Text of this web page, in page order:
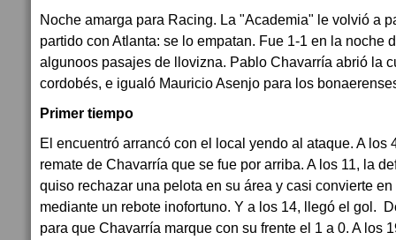
Noche amarga para Racing. La "Academia" le volvió a
partido con Atlanta: se lo empatan. Fue 1-1 en la noche
algunoos pasajes de llovizna. Pablo Chavarría abrió la
cordobés, e igualó Mauricio Asenjo para los
Primer tiempo
El encuentró arrancó con el local yendo al ataque. A los
remate de Chavarría que se fue por arriba. A los 11, la
quiso rechazar una pelota en su área y casi convierte
mediante un rebote inofortuno. Y a los 14, llegó el gol.
para que Chavarría marque con su frente el 1 a 0. A los